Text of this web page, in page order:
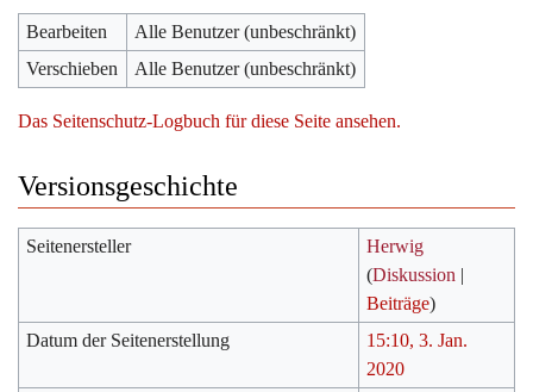
Bearbeiten
Alle Benutzer (unbeschränkt)
Verschieben
Alle Benutzer (unbeschränkt)
Das Seitenschutz-Logbuch für diese Seite ansehen.
Versionsgeschichte
Seitenersteller
Herwig
(Diskussion |
Beiträge)
Datum der Seitenerstellung
15:10, 3. Jan.
2020